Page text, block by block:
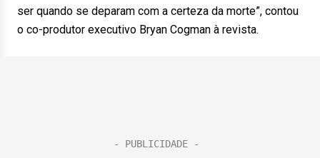
ser quando se deparam com a certeza da morte”, contou
o co-produtor executivo Bryan Cogman à revista.